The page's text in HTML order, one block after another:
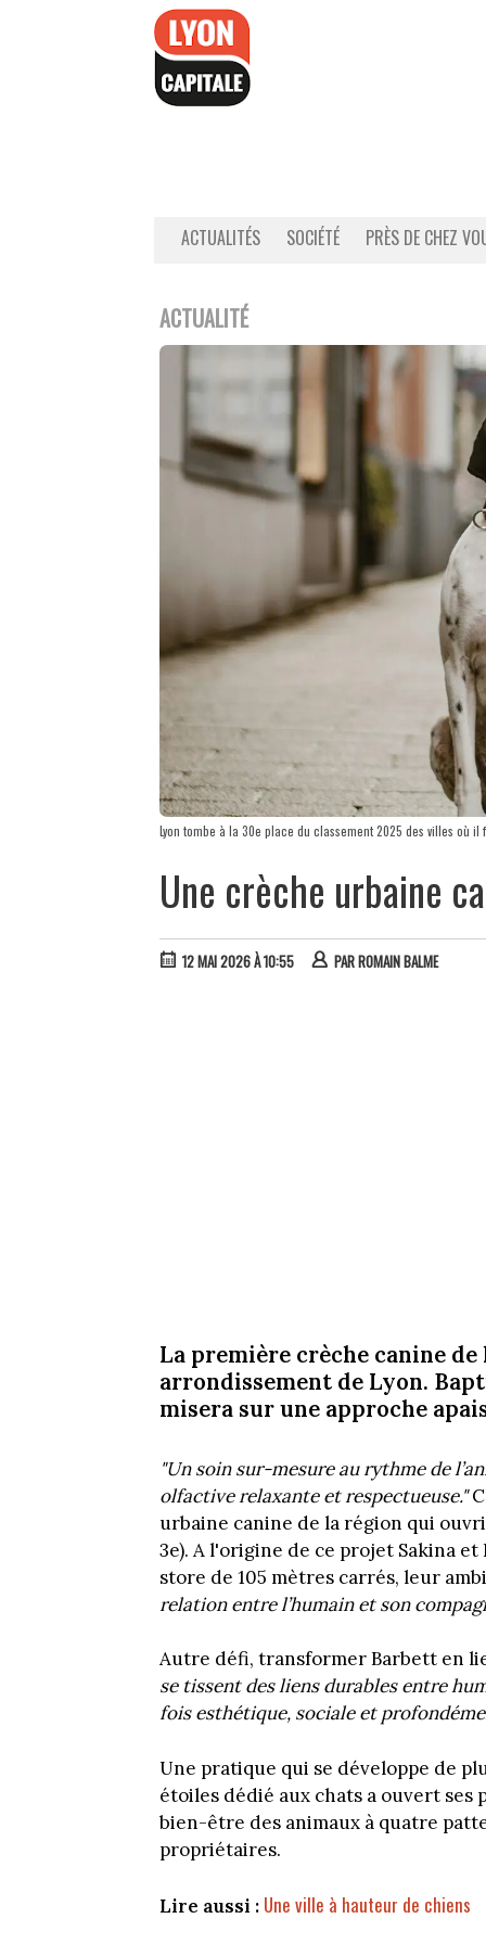
ACTUALITÉS SOCIÉTÉ PRÈS DE CHEZ
ACTUALITÉ
Lyon tombe à la 30e place du classement 2025 des villes où il
Une crèche urbaine
12 MAI 2026 À 10:55 PARROMAIN BALME
La première crèche canine
arrondissement de Lyon.
misera sur une approche
"Un soin sur-mesure au rythme de
olfactive relaxante et respectueuse."
urbaine canine de la région qui
3e). A l'origine de ce projet Sakina
store de 105 mètres carrés, leur
relation entre l’humain et son
Autre défi, transformer Barbett en
se tissent des liens durables entre
fois esthétique, sociale et
Une pratique qui se développe de
étoiles dédié aux chats a ouvert ses
bien-être des animaux à quatre
propriétaires.
Lire aussi : Une ville à hauteur de chiens